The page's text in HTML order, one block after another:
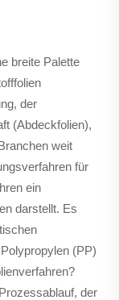
breite Palette
der
(Abdeckfolien),
weit
für
ein
darstellt. Es
(PP)
der